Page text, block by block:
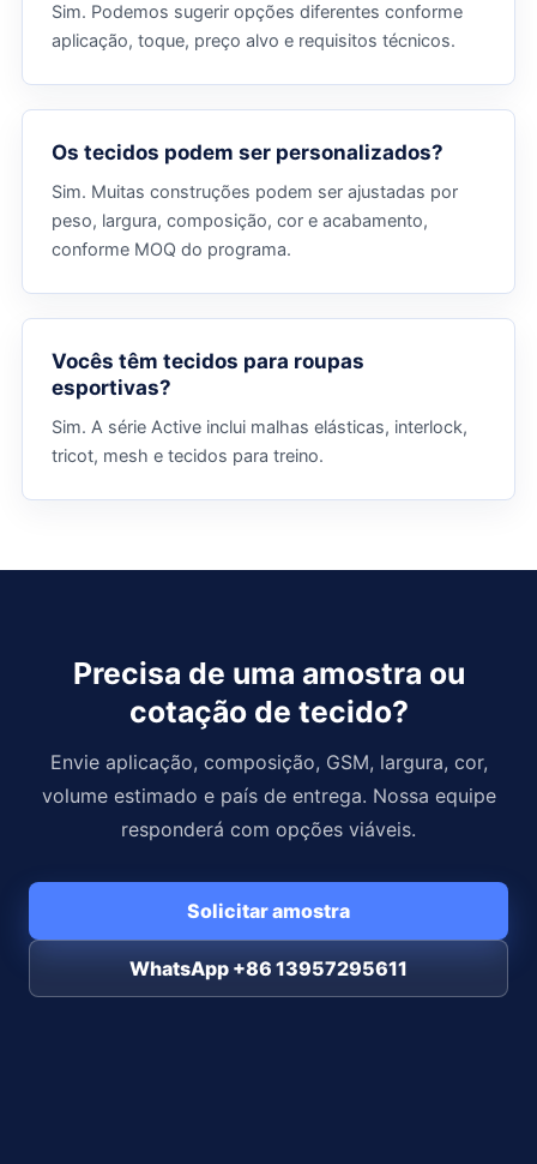
Sim. Podemos sugerir opções diferentes conforme
aplicação, toque, preço alvo e requisitos técnicos.
Os tecidos podem ser personalizados?
Sim. Muitas construções podem ser ajustadas por
peso, largura, composição, cor e acabamento,
conforme MOQ do programa.
Vocês têm tecidos para roupas
esportivas?
Sim. A série Active inclui malhas elásticas, interlock,
tricot, mesh e tecidos para treino.
Precisa de uma amostra ou
cotação de tecido?
Envie aplicação, composição, GSM, largura, cor,
volume estimado e país de entrega. Nossa equipe
responderá com opções viáveis.
Solicitar amostra
WhatsApp +86 13957295611